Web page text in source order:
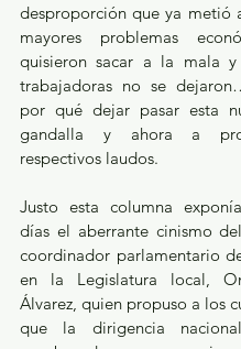
desproporción que ya metió
mayores problemas
quisieron sacar a la mala y
trabajadoras no se
por qué dejar pasar esta
gandalla y ahora a
respectivos laudos.
Justo esta columna
días el aberrante cinismo
coordinador parlamentario
en la Legislatura local,
Álvarez, quien propuso a los
que la dirigencia